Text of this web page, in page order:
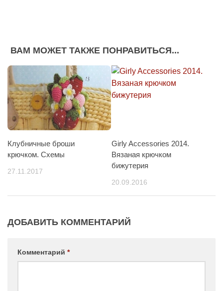
ВАМ МОЖЕТ ТАКЖЕ ПОНРАВИТЬСЯ...
Клубничные броши
крючком. Схемы
27.11.2017
Girly Accessories 2014.
Вязаная крючком
бижутерия
20.09.2016
ДОБАВИТЬ КОММЕНТАРИЙ
Комментарий *